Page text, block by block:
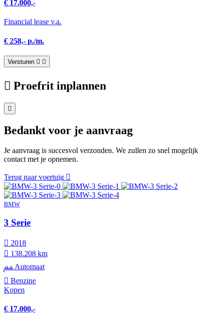
€ 17.000,-
Financial lease v.a.
€ 258,- p./m.
Versturen
Proefrit inplannen
Bedankt voor je aanvraag
Je aanvraag is succesvol verzonden. We zullen zo snel mogelijk
contact met je opnemen.
Terug naar voertuig
BMW
3 Serie
2018
138.208 km
Automaat
Benzine
Kopen
€ 17.000,-